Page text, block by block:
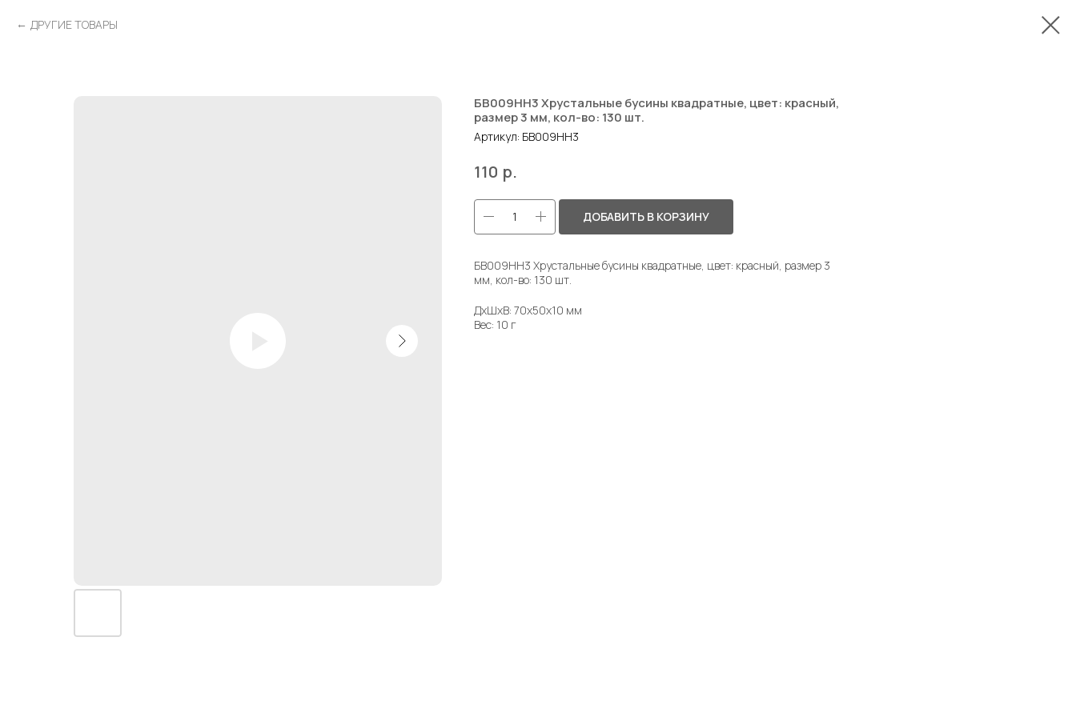
ДРУГИЕ ТОВАРЫ
БВ009НН3 Хрустальные бусины квадратные, цвет: красный,
размер 3 мм, кол-во: 130 шт.
Артикул: БВ009НН3
110 р.
ДОБАВИТЬ В КОРЗИНУ
БВ009НН3 Хрустальные бусины квадратные, цвет: красный, размер 3
мм, кол-во: 130 шт.
ДxШxВ: 70x50x10 мм
Вес: 10 г